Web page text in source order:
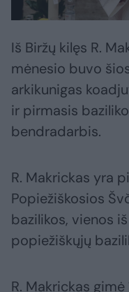
Iš Biržų kilęs R.
mėnesio buvo
arkikunigas
ir pirmasis
bendradarbis.
R. Makrickas yra
Popiežiškosios
bazilikos, vienos
popiežiškųjų
R. Makrickas gimė